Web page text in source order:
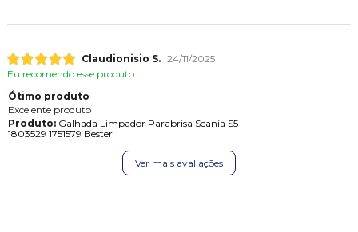
Claudionisio S. 24/11/2025
Eu recomendo esse produto.
Ótimo produto
Excelente produto
Produto:Galhada Limpador Parabrisa Scania S5
1803529 1751579 Bester
Ver mais avaliações